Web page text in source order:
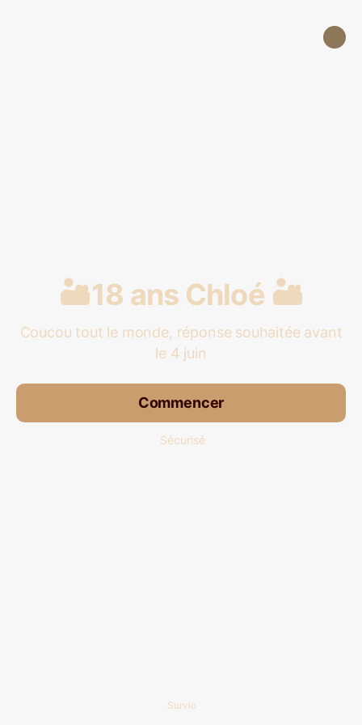
🏜️18 ans Chloé 🏜️
Coucou tout le monde, réponse souhaitée avant
le 4 juin
Commencer
Sécurisé
Survio